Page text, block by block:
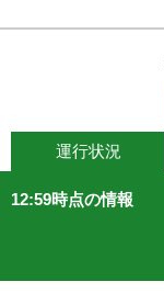
運行状況
12:59時点の情報